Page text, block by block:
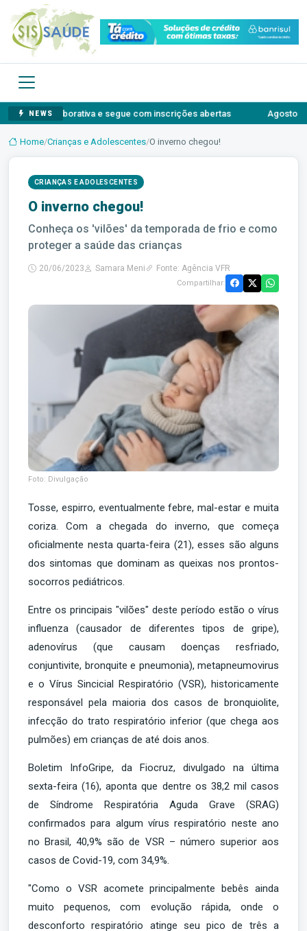
NEWSe segue com inscrições abertas Agosto Lilás: o
Home/Crianças e Adolescentes/O inverno chegou!
CRIANÇAS E ADOLESCENTES
O inverno chegou!
Conheça os 'vilões' da temporada de frio e como
proteger a saúde das crianças
20/06/2023 Samara Meni Fonte: Agência VFR
Compartilhar:
Foto: Divulgação
Tosse, espirro, eventualmente febre, mal-estar e muita
coriza. Com a chegada do inverno, que começa
oficialmente nesta quarta-feira (21), esses são alguns
dos sintomas que dominam as queixas nos prontos-
socorros pediátricos.
Entre os principais "vilões" deste período estão o vírus
influenza (causador de diferentes tipos de gripe),
adenovírus (que causam doenças resfriado,
conjuntivite, bronquite e pneumonia), metapneumovirus
e o Vírus Sincicial Respiratório (VSR), historicamente
responsável pela maioria dos casos de bronquiolite,
infecção do trato respiratório inferior (que chega aos
pulmões) em crianças de até dois anos.
Boletim InfoGripe, da Fiocruz, divulgado na última
sexta-feira (16), aponta que dentre os 38,2 mil casos
de Síndrome Respiratória Aguda Grave (SRAG)
confirmados para algum vírus respiratório neste ano
no Brasil, 40,9% são de VSR – número superior aos
casos de Covid-19, com 34,9%.
"Como o VSR acomete principalmente bebês ainda
muito pequenos, com evolução rápida, onde o
desconforto respiratório atinge seu pico de três a